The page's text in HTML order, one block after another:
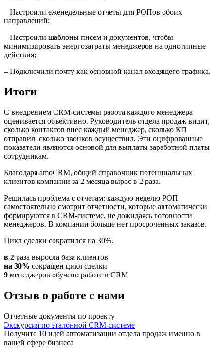
– Настроили еженедельные отчеты для РОПов обоих
направлений;
– Настроили шаблоны писем и документов, чтобы
минимизировать энергозатраты менеджеров на однотипные
действия;
– Подключили почту как основной канал входящего трафика.
Итоги
С внедрением CRM-системы работа каждого менеджера
оценивается объективно. Руководитель отдела продаж видит,
сколько контактов внес каждый менеджер, сколько КП
отправил, сколько звонков осуществил. Эти оцифрованные
показатели являются основой для выплаты заработной платы
сотрудникам.
Благодаря amoCRM, общий справочник потенциальных
клиентов компании за 2 месяца вырос в 2 раза.
Решилась проблема с отчетам: каждую неделю РОП
самостоятельно смотрит отчетности, которые автоматически
формируются в CRM-системе, не дожидаясь готовности
менеджеров. В компании больше нет просроченных заказов.
Цикл сделки сократился на 30%.
в 2 раза выросла база клиентов
на 30% сокращен цикл сделки
9 менеджеров обучено работе в CRM
Отзыв о работе с нами
Отчетные документы по проекту
Экскурсия по эталонной CRM-системе
Получите 10 идей автоматизации отдела продаж именно в
вашей сфере бизнеса